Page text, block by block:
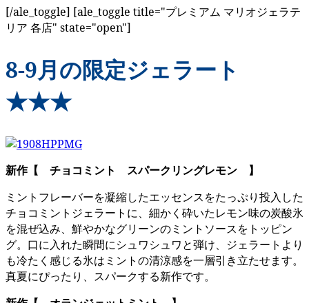
[/ale_toggle] [ale_toggle title="プレミアム マリオジェラテ
リア 各店" state="open"]
8-9月の限定ジェラート
★★★
新作【 チョコミント スパークリングレモン 】
ミントフレーバーを凝縮したエッセンスをたっぷり投入した
チョコミントジェラートに、細かく砕いたレモン味の炭酸氷
を混ぜ込み、鮮やかなグリーンのミントソースをトッピン
グ。口に入れた瞬間にシュワシュワと弾け、ジェラートより
も冷たく感じる氷はミントの清涼感を一層引き立たせます。
真夏にぴったり、スパークする新作です。